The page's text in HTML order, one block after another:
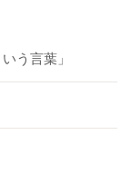
う言葉」